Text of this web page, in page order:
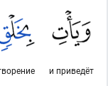
и приведёт